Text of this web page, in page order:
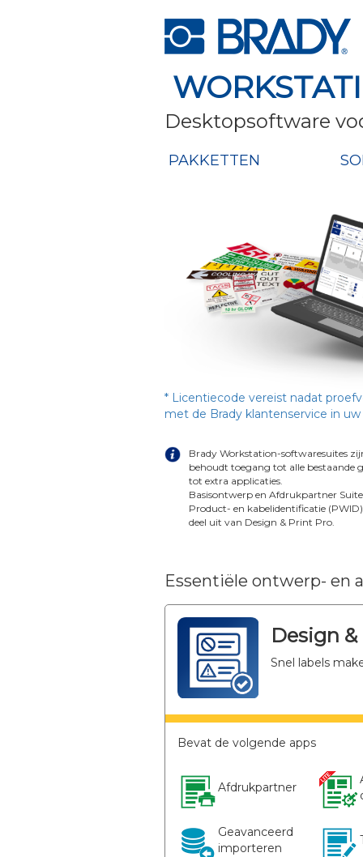
Desktopsoftware
PAKKETTEN
* Licentiecode vereist nadat
met de Brady klantenservice in uw
Brady Workstation-softwaresuites
behoudt toegang tot alle bestaande
tot extra applicaties.
Basisontwerp en Afdrukpartner
Product- en kabelidentificatie
deel uit van Design & Print Pro.
Essentiële ontwerp- en
Design
Snel labels
Bevat de volgende apps
Afdrukpartner
Geavanceerd
importeren